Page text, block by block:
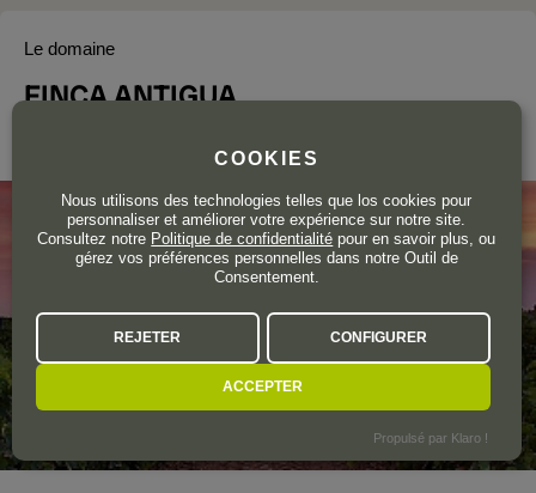
Le domaine
FINCA ANTIGUA
COOKIES
Nous utilisons des technologies telles que los cookies pour
personnaliser et améliorer votre expérience sur notre site.
Consultez notre Politique de confidentialité pour en savoir plus, ou
gérez vos préférences personnelles dans notre Outil de
Consentement.
REJETER CONFIGURER
ACCEPTER
Propulsé par Klaro !